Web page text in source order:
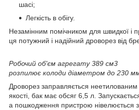
шасі;
Легкість в обігу.
Незамінним помічником для швидкої і
ця потужний і надійний дроворез від
Робочий об'єм агрегату 389 см3
розпилює колоди діаметром до 230
Дроворез заправляється
якості, бак має обсяг 6,5 л.
а пошкодження пристрою нівелюється